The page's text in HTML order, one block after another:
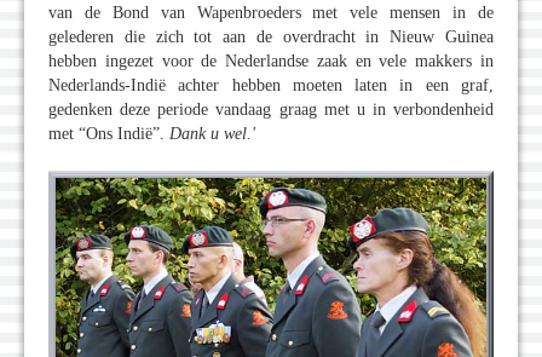
van de Bond van Wapenbroeders met vele mensen in de
gelederen die zich tot aan de overdracht in Nieuw Guinea
hebben ingezet voor de Nederlandse zaak en vele makkers in
Nederlands-Indië achter hebben moeten laten in een graf,
gedenken deze periode vandaag graag met u in verbondenheid
met “Ons Indië”. Dank u wel.'